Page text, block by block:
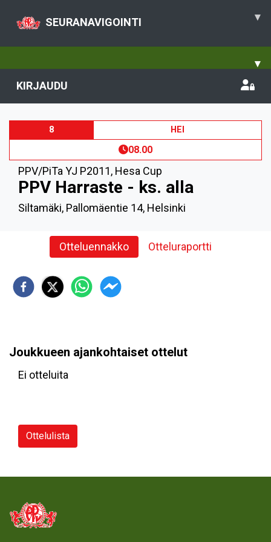
SEURANAVIGOINTI ▾
▾
KIRJAUDU
8 HEI
08.00
PPV/PiTa YJ P2011, Hesa Cup
PPV Harraste - ks. alla
Siltamäki, Pallomäentie 14, Helsinki
Otteluennakko Otteluraportti
Joukkueen ajankohtaiset ottelut
Ei otteluita
Ottelulista